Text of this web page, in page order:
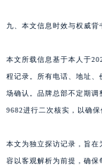
九、本文信息时效与权威背
本文所载信息基于本人于
程记录。所有电话、地址、
场确认。品牌总部不定期
9682进行二次核实，以确保
本文为独立探访记录，旨在
容以客观解析为前提，确保